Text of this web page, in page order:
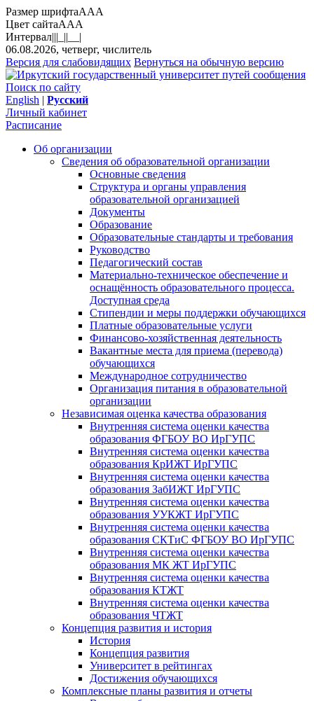
Размер шрифтаAAA
Цвет сайтаAAA
Интервал|||_||__|
06.08.2026, четверг, числитель
Версия для слабовидящих Вернуться на обычную версию
Поиск по сайту
English | Русский
Личный кабинет
Расписание
Об организации
Сведения об образовательной организации
Основные сведения
Структура и органы управления
образовательной организацией
Документы
Образование
Образовательные стандарты и требования
Руководство
Педагогический состав
Материально-техническое обеспечение и
оснащённость образовательного процесса.
Доступная среда
Стипендии и меры поддержки обучающихся
Платные образовательные услуги
Финансово-хозяйственная деятельность
Вакантные места для приема (перевода)
обучающихся
Международное сотрудничество
Организация питания в образовательной
организации
Независимая оценка качества образования
Внутренняя система оценки качества
образования ФГБОУ ВО ИрГУПС
Внутренняя система оценки качества
образования КрИЖТ ИрГУПС
Внутренняя система оценки качества
образования ЗабИЖТ ИрГУПС
Внутренняя система оценки качества
образования УУКЖТ ИрГУПС
Внутренняя система оценки качества
образования СКТиС ФГБОУ ВО ИрГУПС
Внутренняя система оценки качества
образования МК ЖТ ИрГУПС
Внутренняя система оценки качества
образования КТЖТ
Внутренняя система оценки качества
образования ЧТЖТ
Концепция развития и история
История
Концепция развития
Университет в рейтингах
Достижения обучающихся
Комплексные планы развития и отчеты